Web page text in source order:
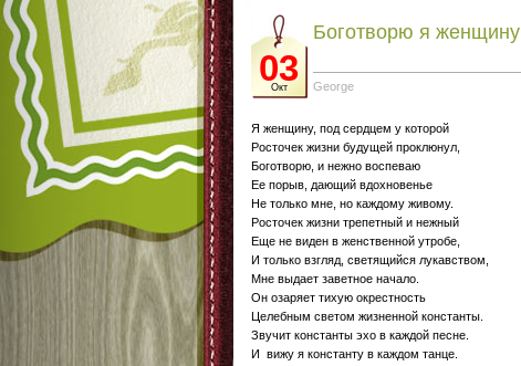
03
Окт
Боготворю я женщину
George
Я женщину, под сердцем у которой
Росточек жизни будущей проклюнул,
Боготворю, и нежно воспеваю
Ее порыв, дающий вдохновенье
Не только мне, но каждому живому.
Росточек жизни трепетный и нежный
Еще не виден в женственной утробе,
И только взгляд, светящийся лукавством,
Мне выдает заветное начало.
Он озаряет тихую окрестность
Целебным светом жизненной константы.
Звучит константы эхо в каждой песне.
И вижу я константу в каждом танце.